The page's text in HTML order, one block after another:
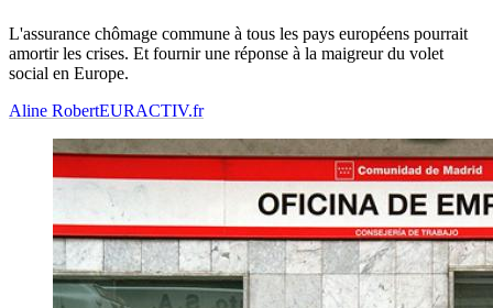
L'assurance chômage commune à tous les pays européens pourrait
amortir les crises. Et fournir une réponse à la maigreur du volet
social en Europe.
Aline RobertEURACTIV.fr